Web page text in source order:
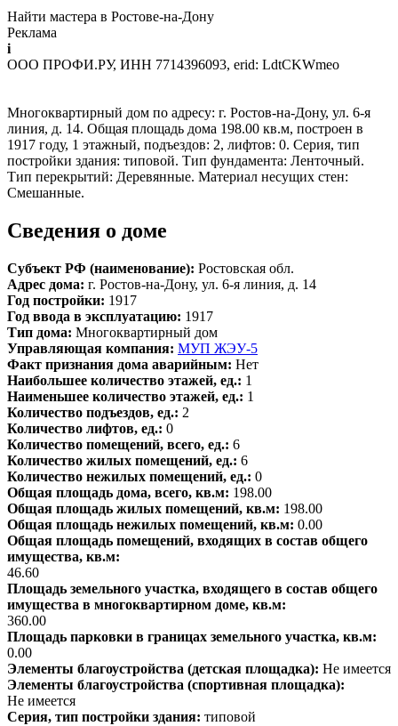
Найти мастера в Ростове-на-Дону
Реклама
i
ООО ПРОФИ.РУ, ИНН 7714396093, erid: LdtCKWmeo
Многоквартирный дом по адресу: г. Ростов-на-Дону, ул. 6-я
линия, д. 14. Общая площадь дома 198.00 кв.м, построен в
1917 году, 1 этажный, подъездов: 2, лифтов: 0. Серия, тип
постройки здания: типовой. Тип фундамента: Ленточный.
Тип перекрытий: Деревянные. Материал несущих стен:
Смешанные.
Сведения о доме
Субъект РФ (наименование): Ростовская обл.
Адрес дома: г. Ростов-на-Дону, ул. 6-я линия, д. 14
Год постройки: 1917
Год ввода в эксплуатацию: 1917
Тип дома: Многоквартирный дом
Управляющая компания: МУП ЖЭУ-5
Факт признания дома аварийным: Нет
Наибольшее количество этажей, ед.: 1
Наименьшее количество этажей, ед.: 1
Количество подъездов, ед.: 2
Количество лифтов, ед.: 0
Количество помещений, всего, ед.: 6
Количество жилых помещений, ед.: 6
Количество нежилых помещений, ед.: 0
Общая площадь дома, всего, кв.м: 198.00
Общая площадь жилых помещений, кв.м: 198.00
Общая площадь нежилых помещений, кв.м: 0.00
Общая площадь помещений, входящих в состав общего
имущества, кв.м:
46.60
Площадь земельного участка, входящего в состав общего
имущества в многоквартирном доме, кв.м:
360.00
Площадь парковки в границах земельного участка, кв.м:
0.00
Элементы благоустройства (детская площадка): Не имеется
Элементы благоустройства (спортивная площадка):
Не имеется
Серия, тип постройки здания: типовой